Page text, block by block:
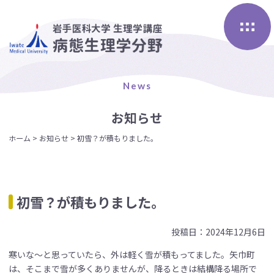
News
お知らせ
ホーム > お知らせ >初雪？が積もりました。
初雪？が積もりました。
投稿日：2024年12月6日
寒いな〜と思っていたら、外は軽く雪が積もってました。矢巾町
は、そこまで雪が多くありませんが、降るときは結構降る場所で